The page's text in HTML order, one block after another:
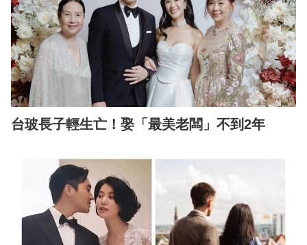
台玻長子輕生亡！娶「最美老闆」不到2年